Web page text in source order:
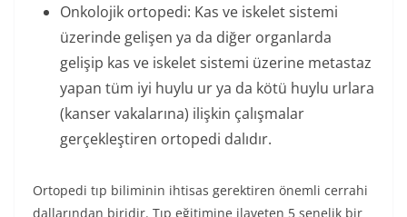
Onkolojik ortopedi: Kas ve iskelet sistemi
üzerinde gelişen ya da diğer organlarda
gelişip kas ve iskelet sistemi üzerine metastaz
yapan tüm iyi huylu ur ya da kötü huylu urlara
(kanser vakalarına) ilişkin çalışmalar
gerçekleştiren ortopedi dalıdır.
Ortopedi tıp biliminin ihtisas gerektiren önemli cerrahi
dallarından biridir. Tıp eğitimine ilaveten 5 senelik bir